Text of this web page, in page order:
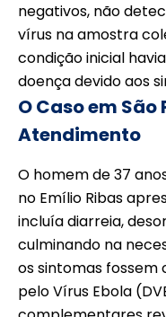
negativos, não
vírus na amostra
condição inicial
doença devido aos
O Caso em
Atendimento
O homem de 37
no Emílio Ribas
incluía diarreia,
culminando na
os sintomas
pelo Vírus Ebola